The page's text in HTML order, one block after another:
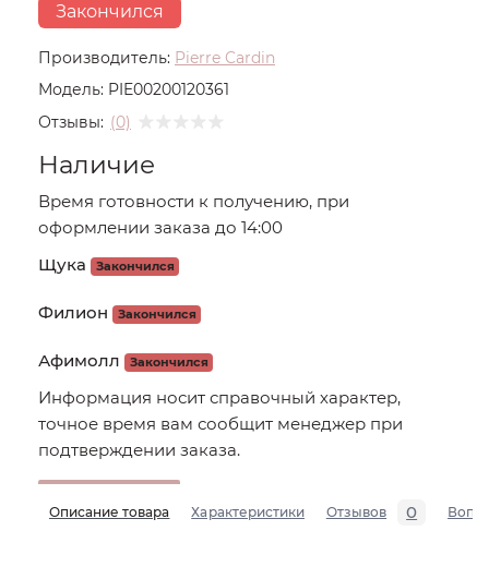
Производитель: Pierre Cardin
Модель: PIE00200120361
Отзывы: (0)
Закончился
Наличие
Время готовности к получению, при
оформлении заказа до 14:00
Щука
Закончился
Филион Закончился
Афимолл Закончился
Информация носит справочный характер,
точное время вам сообщит менеджер при
подтверждении заказа.
Описание товара Характеристики Отзывов 0